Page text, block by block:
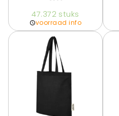
47.372 stuks
voorraad info